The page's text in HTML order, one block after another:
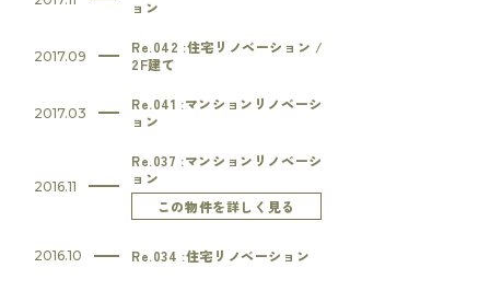
ョン
2017.09
Re.042 :住宅リノベーション /
2F建て
2017.03
Re.041 :マンションリノベーシ
ョン
2016.11
Re.037 :マンションリノベーシ
ョン
この物件を詳しく見る
2016.10 Re.034 :住宅リノベーション